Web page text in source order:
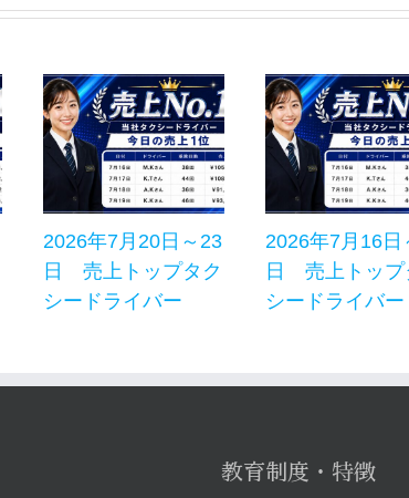
2026年7月20日～23
日 売上トップタク
シードライバー
2026年7月16日
日 売上トップ
シードライバー
教育制度・特徴